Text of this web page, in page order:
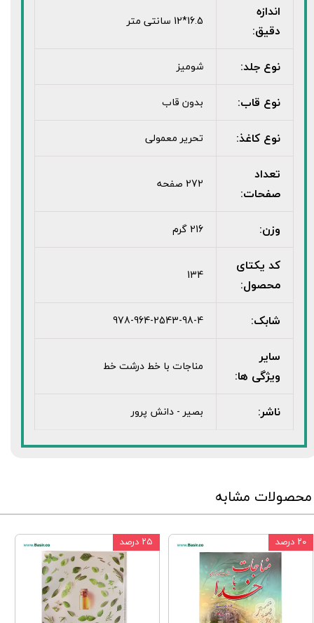
اندازه
دقیق:
16.5*12 سانتی متر
نوع جلد: شومیز
نوع قاب: بدون قاب
نوع کاغذ: تحریر معمولی
تعداد
صفحات:
272 صفحه
وزن: 216 گرم
کد یکتای
محصول:
134
شابک: 978-964-2543-98-4
سایر
ویژگی ها:
مناجات با خط درشت خط
ناشر: بصیر - دانش پرور
محصولات مشابه
۲۰ درصد ۲۵ درصد